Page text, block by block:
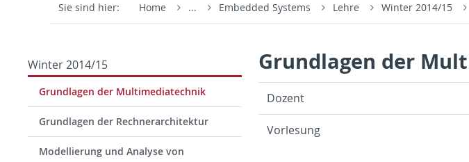
Sie sind hier: Home ... Embedded Systems Lehre Winter 2014/15
Winter 2014/15
Grundlagen der Multimediatechnik
Grundlagen der Rechnerarchitektur
Modellierung und Analyse von
Grundlagen der
Dozent
Vor­lesung